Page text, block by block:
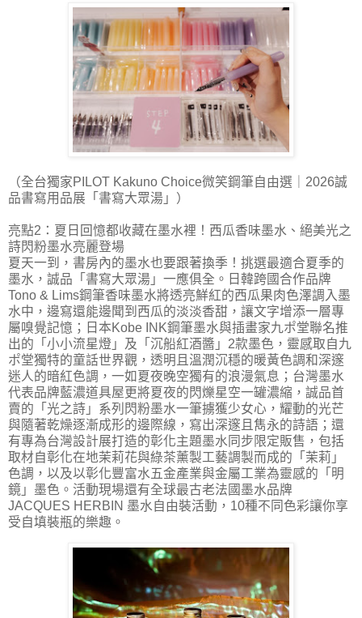
（全台獨家PILOT Kakuno Choice微笑鋼筆自由選｜2026誠
品書寫用品展「書寫大眾湯」）
亮點2：夏日回憶都收藏在墨水裡！西瓜香味墨水、絕美光之
詩閃粉墨水亮麗登場
夏天一到，書房內的墨水也要跟著換季！挑選最適合夏季的
墨水，誠品「書寫大眾湯」一應俱全。日韓跨國合作品牌
Tono & Lims鋼筆香味墨水將透亮鮮紅的西瓜果肉色澤調入墨
水中，邊寫還能邊聞到西瓜的淡淡香甜，讓文字增添一層專
屬嗅覺記憶；日本Kobe INK鋼筆墨水與插畫家九ポ堂聯名推
出的「小小流星燈」及「沉船紅酒醬」2款墨色，靈感取自九
ポ堂獨特的童話世界觀，透明且溫潤沉穩的暖黃色調和深邃
迷人的暗紅色調，一如夏夜晚空獨有的浪漫氣息；台灣墨水
代表品牌藍濃道具屋更將夏夜的閃爍星空一罐濃縮，誠品首
賣的「光之詩」系列閃粉墨水一筆擄獲少女心，耀動的光芒
與隨著乾燥逐漸成形的邊際線，寫出深邃且雋永的詩語；還
有專為台灣設計展打造的彰化主題墨水同步限定販售，包括
取材自彰化在地茉莉花與綠茶薰製工藝調製而成的「茉莉」
色調，以及以彰化豐富水五金產業與金屬工業為靈感的「明
鏡」墨色。活動現場還有全球最古老法國墨水品牌
JACQUES HERBIN 墨水自由裝活動，10種不同色彩讓你享
受自填裝瓶的樂趣。